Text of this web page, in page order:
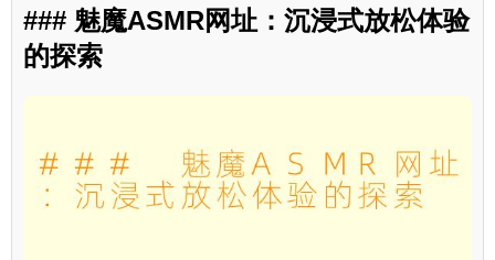
### 魅魔ASMR网址：沉浸式放松体验
的探索